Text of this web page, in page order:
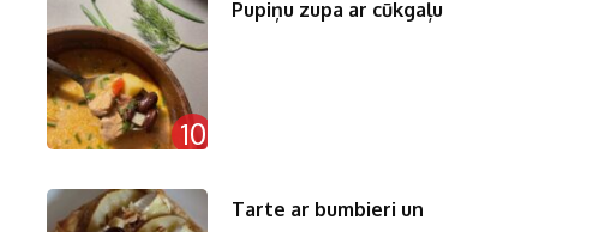
10
Pupiņu zupa ar cūkgaļu
Tarte ar bumbieri un